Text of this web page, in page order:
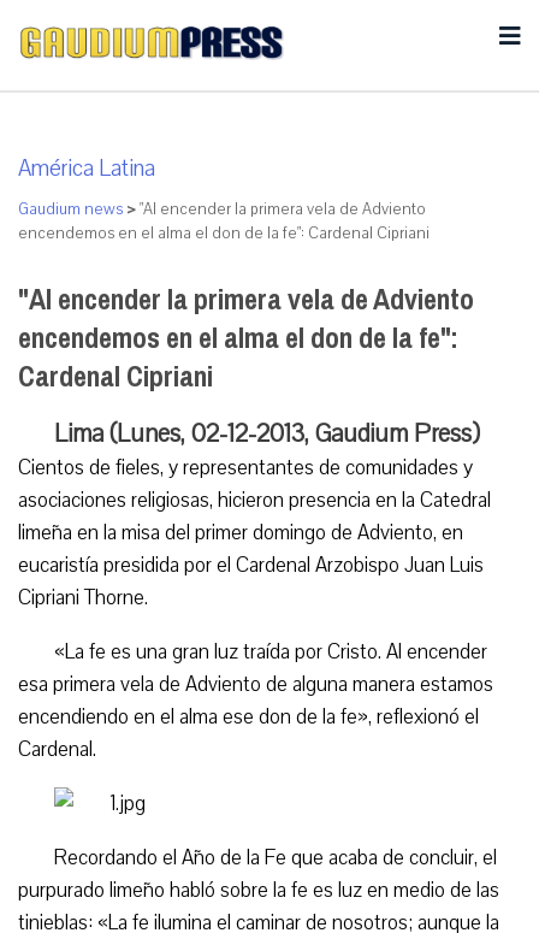
América Latina
Gaudium news >"Al encender la primera vela de Adviento
encendemos en el alma el don de la fe": Cardenal Cipriani
"Al encender la primera vela de Adviento
encendemos en el alma el don de la fe":
Cardenal Cipriani
Lima (Lunes, 02-12-2013, Gaudium Press)
Cientos de fieles, y representantes de comunidades y
asociaciones religiosas, hicieron presencia en la Catedral
limeña en la misa del primer domingo de Adviento, en
eucaristía presidida por el Cardenal Arzobispo Juan Luis
Cipriani Thorne.
«La fe es una gran luz traída por Cristo. Al encender
esa primera vela de Adviento de alguna manera estamos
encendiendo en el alma ese don de la fe», reflexionó el
Cardenal.
Recordando el Año de la Fe que acaba de concluir, el
purpurado limeño habló sobre la fe es luz en medio de las
tinieblas: «La fe ilumina el caminar de nosotros; aunque la